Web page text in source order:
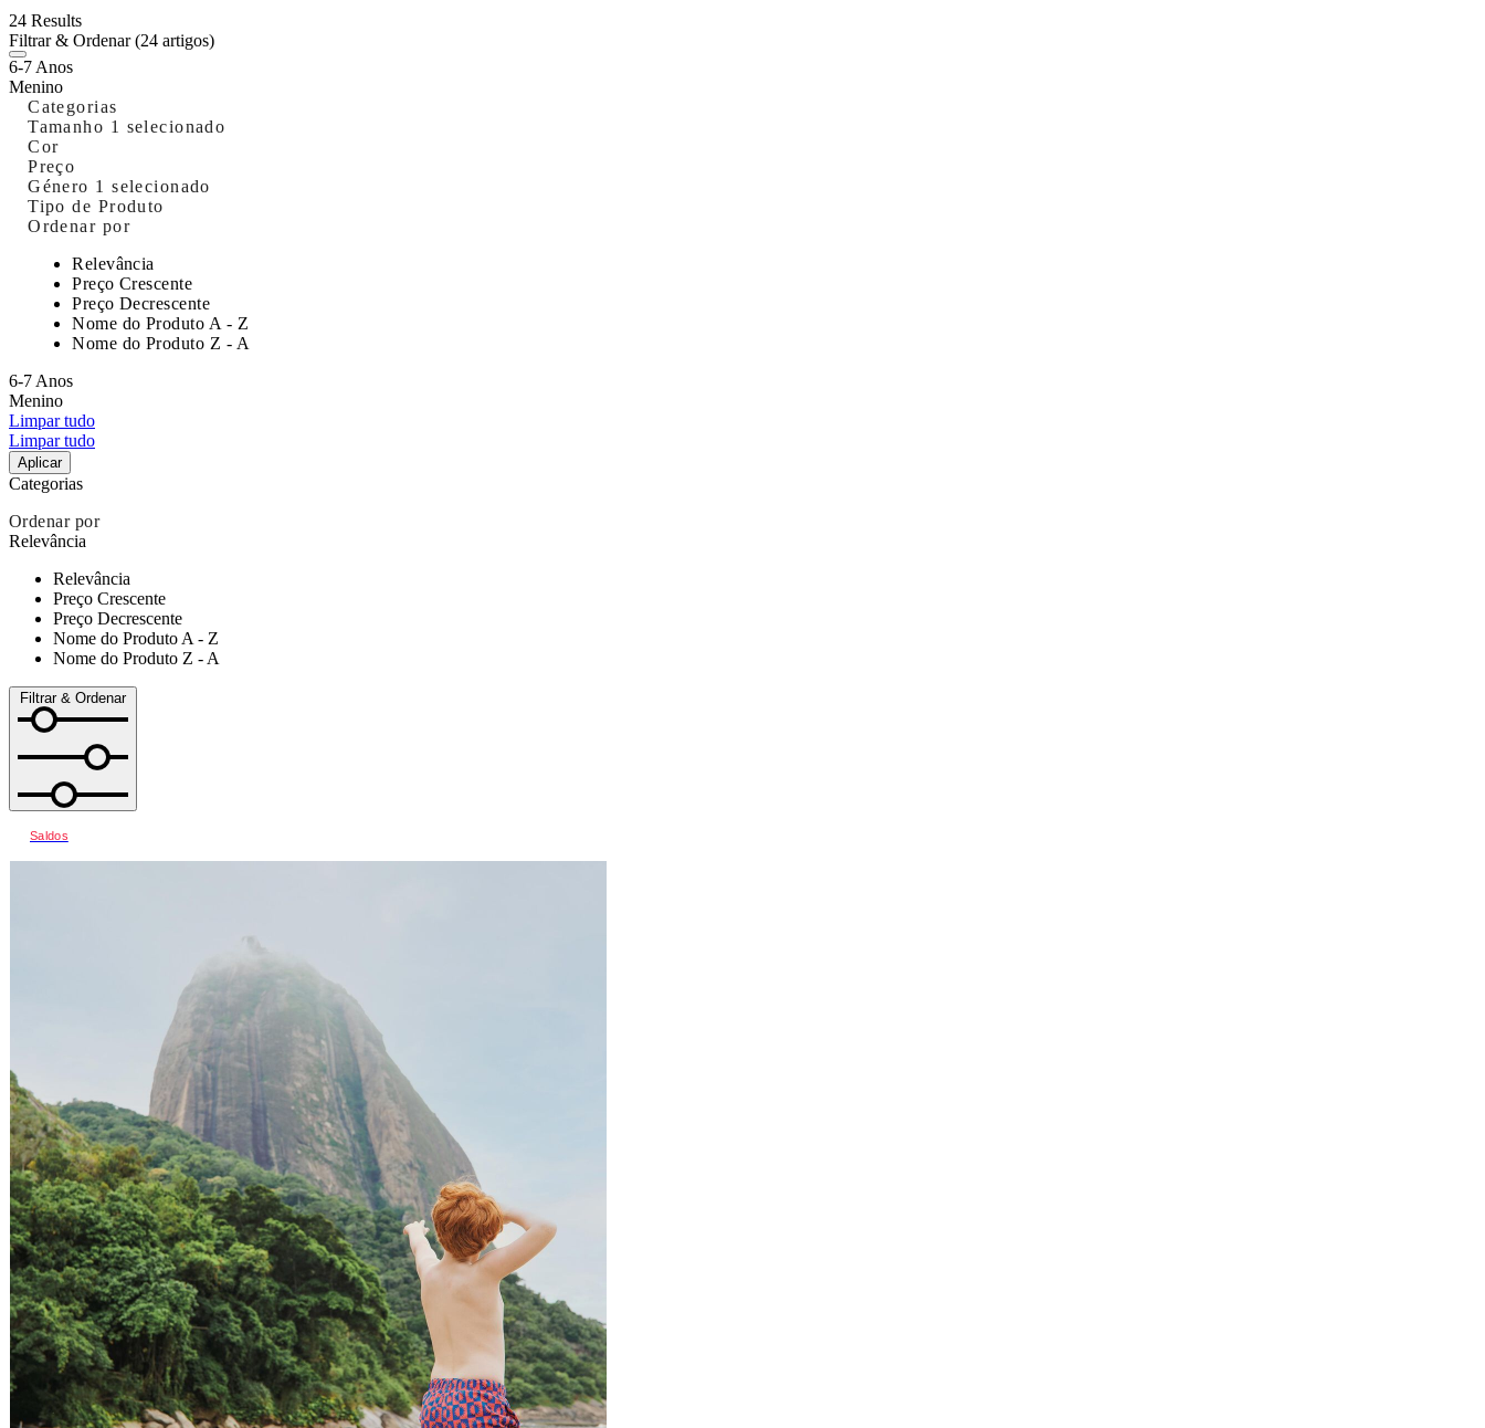
24 Results
Filtrar & Ordenar(24 artigos)
6-7 Anos
Menino
Categorias
Tamanho 1 selecionado
Cor
Preço
Género 1 selecionado
Tipo de Produto
Ordenar por
Relevância
Preço Crescente
Preço Decrescente
Nome do Produto A - Z
Nome do Produto Z - A
6-7 Anos
Menino
Limpar tudo
Limpar tudo
Aplicar
Categorias
Ordenar por
Relevância
Relevância
Preço Crescente
Preço Decrescente
Nome do Produto A - Z
Nome do Produto Z - A
Filtrar & Ordenar
Saldos